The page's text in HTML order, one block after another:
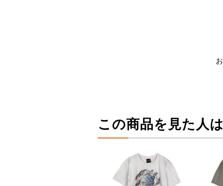
この商品を見た人